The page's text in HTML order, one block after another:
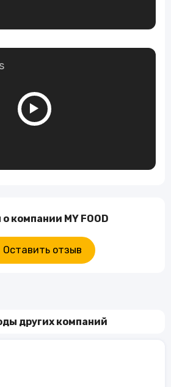
компании MY FOOD
Оставить отзыв
других компаний